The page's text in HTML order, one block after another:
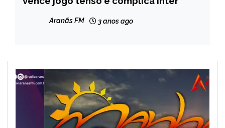
Aranãs FM 3 anos ago